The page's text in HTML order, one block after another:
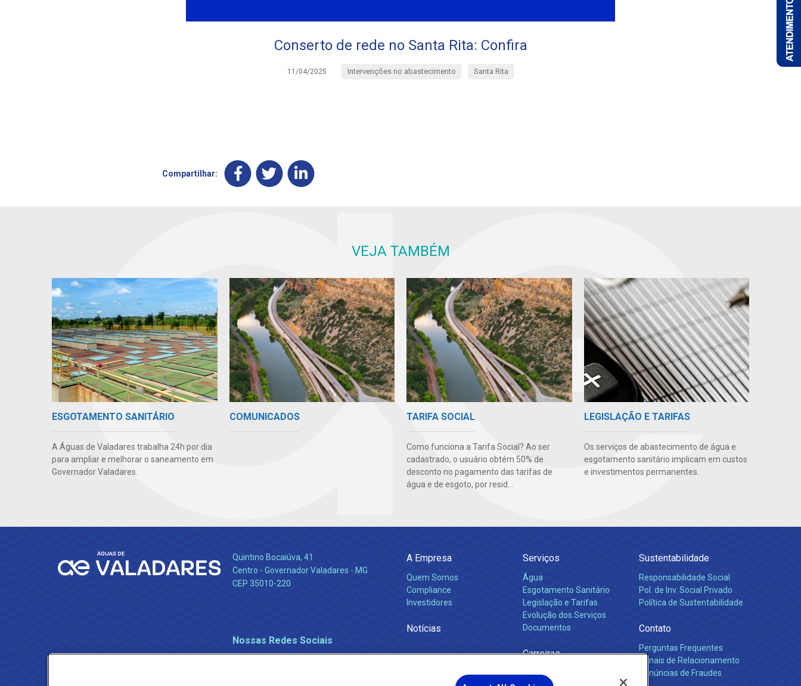
Conserto de rede no Santa Rita: Confira
11/04/2025 Intervenções no abastecimento Santa Rita
Compartilhar:
VEJA TAMBÉM
ESGOTAMENTO SANITÁRIO
A Águas de Valadares trabalha 24h por dia
para ampliar e melhorar o saneamento em
Governador Valadares.
COMUNICADOS TARIFA SOCIAL
Como funciona a Tarifa Social? Ao ser
cadastrado, o usuário obtém 50% de
desconto no pagamento das tarifas de
água e de esgoto, por resid...
LEGISLAÇÃO E TARIFAS
Os serviços de abastecimento de água e
esgotamento sanitário implicam em custos
e investimentos permanentes.
Quintino Bocaiúva, 41
Centro - Governador Valadares - MG
CEP 35010-220
Nossas Redes Sociais
A Empresa
Quem Somos
Compliance
Investidores
Notícias
Serviços
Água
Esgotamento Sanitário
Legislação e Tarifas
Evolução dos Serviços
Documentos
Carreiras
Sustentabilidade
Responsabilidade Social
Pol. de Inv. Social Privado
Política de Sustentabilidade
Contato
Perguntas Frequentes
Canais de Relacionamento
Denúncias de Fraudes